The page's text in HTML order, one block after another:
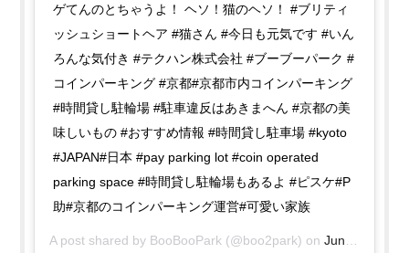
ゲてんのとちゃうよ！ ヘソ！猫のヘソ！ #ブリティ
ッシュショートヘア #猫さん #今日も元気です #いん
ろんな気付き #テクハン株式会社 #ブーブーパーク #
コインパーキング #京都#京都市内コインパーキング
#時間貸し駐輪場 #駐車違反はあきまへん #京都の美
味しいもの #おすすめ情報 #時間貸し駐車場 #kyoto
#JAPAN#日本 #pay parking lot #coin operated
parking space #時間貸し駐輪場もあるよ #ピスケ#P
助#京都のコインパーキング運営#可愛い家族
A post shared by BooBooPark (@boo2park) onJun 24, 2020 at 1:45am PDT